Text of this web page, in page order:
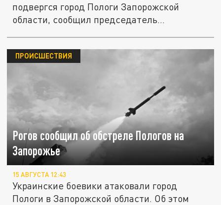
подвергся город Пологи Запорожской
области, сообщил председатель
Рогов сообщил об обстреле Пологов на
Запорожье
ПРОИСШЕСТВИЯ
15 АВГУСТА 12:43
Украинские боевики атаковали город
Пологи в Запорожской области. Об этом